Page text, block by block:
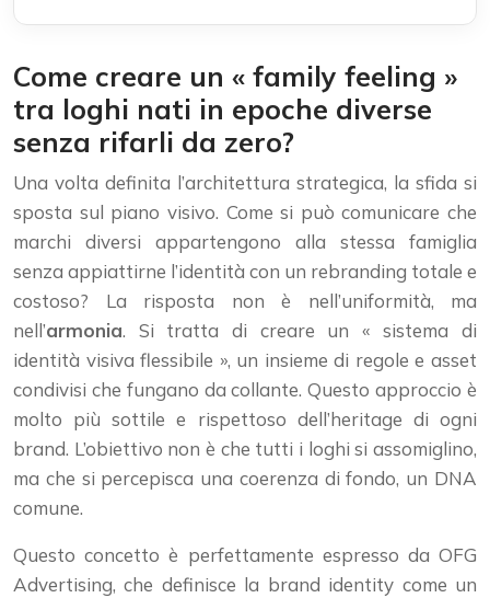
Come creare un « family feeling »
tra loghi nati in epoche diverse
senza rifarli da zero?
Una volta definita l’architettura strategica, la sfida si
sposta sul piano visivo. Come si può comunicare che
marchi diversi appartengono alla stessa famiglia
senza appiattirne l’identità con un rebranding totale e
costoso? La risposta non è nell’uniformità, ma
nell’armonia. Si tratta di creare un « sistema di
identità visiva flessibile », un insieme di regole e asset
condivisi che fungano da collante. Questo approccio è
molto più sottile e rispettoso dell’heritage di ogni
brand. L’obiettivo non è che tutti i loghi si assomiglino,
ma che si percepisca una coerenza di fondo, un DNA
comune.
Questo concetto è perfettamente espresso da OFG
Advertising, che definisce la brand identity come un